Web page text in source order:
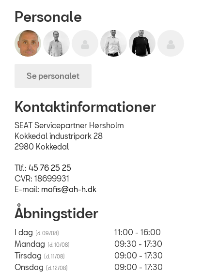
Personale
Se personalet
Kontaktinformationer
SEAT Servicepartner Hørsholm
Kokkedal industripark 28
2980 Kokkedal
Tlf.: 45 76 25 25
CVR: 18699931
E-mail: mofis@ah-h.dk
Åbningstider
I dag
11:00 - 16:00
Mandag
09:30 - 17:30
Tirsdag
09:00 - 17:30
Onsdag
09:00 - 17:30